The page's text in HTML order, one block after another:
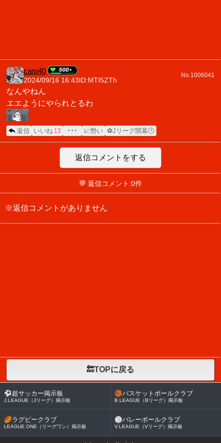
carp40
2024/09/16 16:43 ID:MTI5ZTh
No.1006041
なんやねん
エエようにやられとるわ
返信 いいね 13 ･･･ 📈勢い ⚽Jリーグ開幕🕒
返信コメントをする
💬 返信コメント:0件
※返信コメントがありません
🔙TOPに戻る
⚽超サッカー掲示板
J.LEAGUE（Jリーグ）掲示板
🏀バスケットボールクラブ
B.LEAGUE（Bリーグ）掲示板
🏉ラグビークラブ
LEAGUE ONE（リーグワン）掲示板
🏐バレーボールクラブ
V.LEAGUE（Vリーグ）掲示板